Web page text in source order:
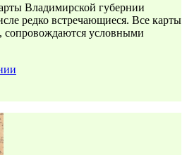
Владимирской губернии
редко встречающиеся. Все карты
сопровождаются условными